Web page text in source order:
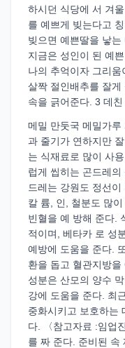
하시던 식당에 서 겨
를 예쁘게 빚는다고
빚으면 예쁜딸을 낳
지금은 성인이 된 예
나의 추억이자 그리
살짝 절인배추를 잘
속을 긁어준다. 3 데
메밀 만둣국 메밀가루
과 줄기가 연하지만
는 식재료로 많이 사
럽게 씹히는 곤드레
드레는 강원도 정선
칼 륨, 인, 철분도 많
빈혈을 예 방해 준다.
적이며, 베타카 로 성
예방에 도움을 준다.
환을 돕고 혈관지방
성분은 산모의 양수
강에 도움을 준다. 최
중화시키고 보호하는
다. 〈참고자료 :임업
를 짜 준다. 준비된 속